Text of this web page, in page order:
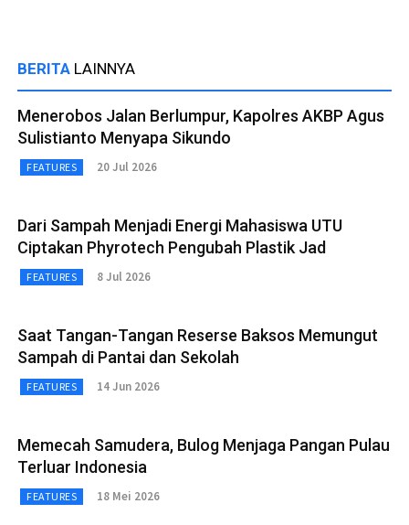
BERITA LAINNYA
Menerobos Jalan Berlumpur, Kapolres AKBP Agus
Sulistianto Menyapa Sikundo
FEATURES 20 Jul 2026
Dari Sampah Menjadi Energi Mahasiswa UTU
Ciptakan Phyrotech Pengubah Plastik Jad
FEATURES 8 Jul 2026
Saat Tangan-Tangan Reserse Baksos Memungut
Sampah di Pantai dan Sekolah
FEATURES 14 Jun 2026
Memecah Samudera, Bulog Menjaga Pangan Pulau
Terluar Indonesia
FEATURES 18 Mei 2026